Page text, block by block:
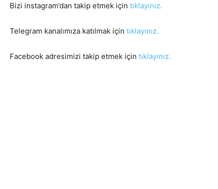
Bizi instagram’dan takip etmek için tıklayınız.
Telegram kanalımıza katılmak için tıklayınız.
Facebook adresimizi takip etmek için tıklayınız.